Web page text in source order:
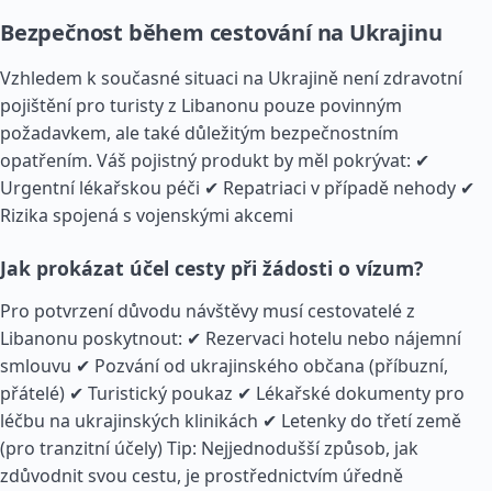
Bezpečnost během cestování na Ukrajinu
Vzhledem k současné situaci na Ukrajině není zdravotní
pojištění pro turisty z Libanonu pouze povinným
požadavkem, ale také důležitým bezpečnostním
opatřením. Váš pojistný produkt by měl pokrývat: ✔
Urgentní lékařskou péči ✔ Repatriaci v případě nehody ✔
Rizika spojená s vojenskými akcemi
Jak prokázat účel cesty při žádosti o vízum?
Pro potvrzení důvodu návštěvy musí cestovatelé z
Libanonu poskytnout: ✔ Rezervaci hotelu nebo nájemní
smlouvu ✔ Pozvání od ukrajinského občana (příbuzní,
přátelé) ✔ Turistický poukaz ✔ Lékařské dokumenty pro
léčbu na ukrajinských klinikách ✔ Letenky do třetí země
(pro tranzitní účely) Tip: Nejjednodušší způsob, jak
zdůvodnit svou cestu, je prostřednictvím úředně